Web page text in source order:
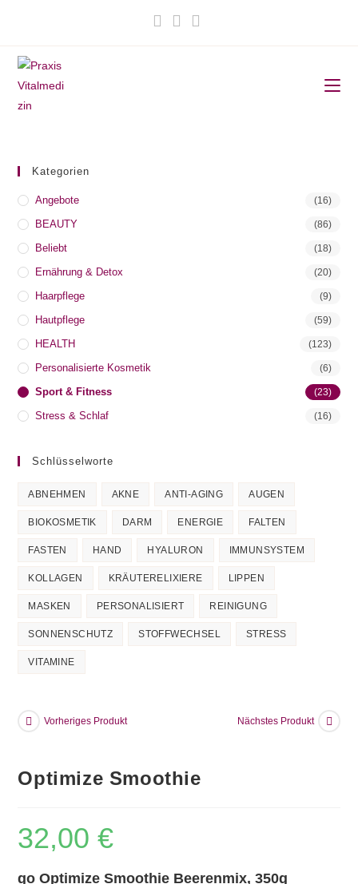
Kategorien
Angebote (16)
BEAUTY (86)
Beliebt (18)
Ernährung & Detox (20)
Haarpflege (9)
Hautpflege (59)
HEALTH (123)
Personalisierte Kosmetik (6)
Sport & Fitness (23)
Stress & Schlaf (16)
Schlüsselworte
ABNEHMEN AKNE ANTI-AGING AUGEN
BIOKOSMETIK DARM ENERGIE FALTEN
FASTEN HAND HYALURON IMMUNSYSTEM
KOLLAGEN KRÄUTERELIXIERE LIPPEN
MASKEN PERSONALISIERT REINIGUNG
SONNENSCHUTZ STOFFWECHSEL STRESS
VITAMINE
Vorheriges Produkt Nächstes Produkt
Optimize Smoothie
32,00€
go Optimize Smoothie Beerenmix, 350g